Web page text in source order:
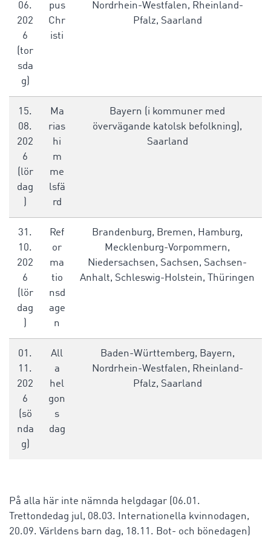
06.
202
6
(tor
sda
g)
pus
Chr
isti
Nordrhein-Westfalen, Rheinland-
Pfalz, Saarland
15.
08.
202
6
(lör
dag
Ma
rias
hi
m
me
lsfä
rd
Bayern (i kommuner med
övervägande katolsk befolkning),
Saarland
31.
10.
202
6
(lör
dag
Ref
or
ma
tio
nsd
age
n
Brandenburg, Bremen, Hamburg,
Mecklenburg-Vorpommern,
Niedersachsen, Sachsen, Sachsen-
Anhalt, Schleswig-Holstein, Thüringen
01.
11.
202
6
(sö
nda
g)
All
a
hel
gon
s
dag
Baden-Württemberg, Bayern,
Nordrhein-Westfalen, Rheinland-
Pfalz, Saarland
På alla här inte nämnda helgdagar (06.01.
Trettondedag jul, 08.03. Internationella kvinnodagen,
20.09. Världens barn dag, 18.11. Bot- och bönedagen)